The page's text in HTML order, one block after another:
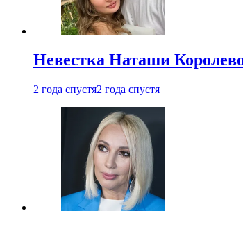
Невестка Наташи
2 года спустя2 года спустя